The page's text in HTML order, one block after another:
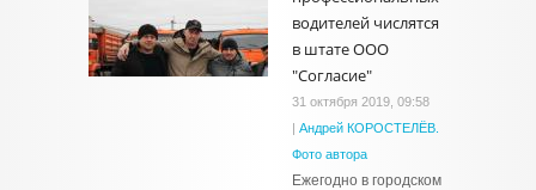
водителей числятся
в штате ООО
"Согласие"
31 октября 2019, 09:58
| Андрей КОРОСТЕЛЁВ.
Фото автора
Ежегодно в городском